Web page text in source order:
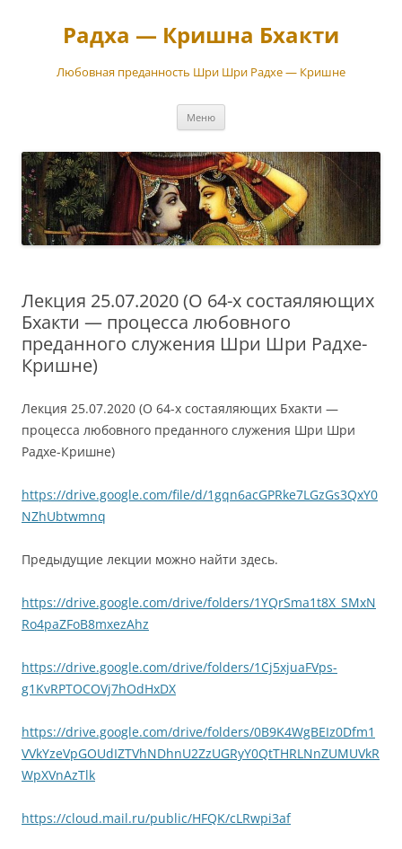
содержимому
Радха — Кришна Бхакти
Любовная преданность Шри Шри Радхе — Кришне
Меню
Лекция 25.07.2020 (О 64-х состаяляющих
Бхакти — процесса любовного
преданного служения Шри Шри Радхе-
Кришне)
Лекция 25.07.2020 (О 64-х состаяляющих Бхакти —
процесса любовного преданного служения Шри Шри
Радхе-Кришне)
https://drive.google.com/file/d/1gqn6acGPRke7LGzGs3QxY0
NZhUbtwmnq
Предыдущие лекции можно найти здесь.
https://drive.google.com/drive/folders/1YQrSma1t8X_SMxN
Ro4paZFoB8mxezAhz
https://drive.google.com/drive/folders/1Cj5xjuaFVps-
g1KvRPTOCOVj7hOdHxDX
https://drive.google.com/drive/folders/0B9K4WgBEIz0Dfm1
VVkYzeVpGOUdIZTVhNDhnU2ZzUGRyY0QtTHRLNnZUMUVkR
WpXVnAzTlk
https://cloud.mail.ru/public/HFQK/cLRwpi3af